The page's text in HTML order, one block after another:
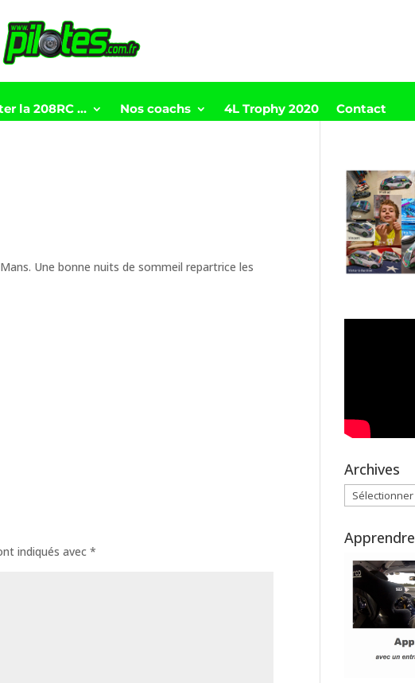
la 208RC … Nos coachs 4L Trophy 2020 Contact
Une bonne nuits de sommeil repartrice les
indiqués avec*
Archives
Archives
Apprendre